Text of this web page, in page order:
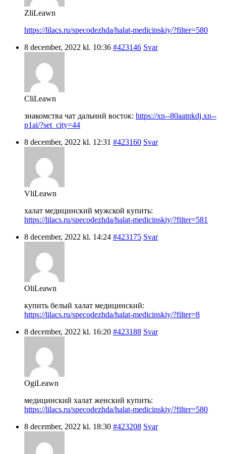
ZliLeawn
https://lilacs.ru/specodezhda/halat-medicinskiy/?filter=580
8 december, 2022 kl. 10:36 #423146 Svar
CliLeawn
знакомства чат дальний восток: https://xn--80aatnkdj.xn--
p1ai/?set_city=44
8 december, 2022 kl. 12:31 #423160 Svar
VliLeawn
халат медицинский мужской купить:
https://lilacs.ru/specodezhda/halat-medicinskiy/?filter=581
8 december, 2022 kl. 14:24 #423175 Svar
OliLeawn
купить белый халат медицинский:
https://lilacs.ru/specodezhda/halat-medicinskiy/?filter=8
8 december, 2022 kl. 16:20 #423188 Svar
OgiLeawn
медицинский халат женский купить:
https://lilacs.ru/specodezhda/halat-medicinskiy/?filter=580
8 december, 2022 kl. 18:30 #423208 Svar